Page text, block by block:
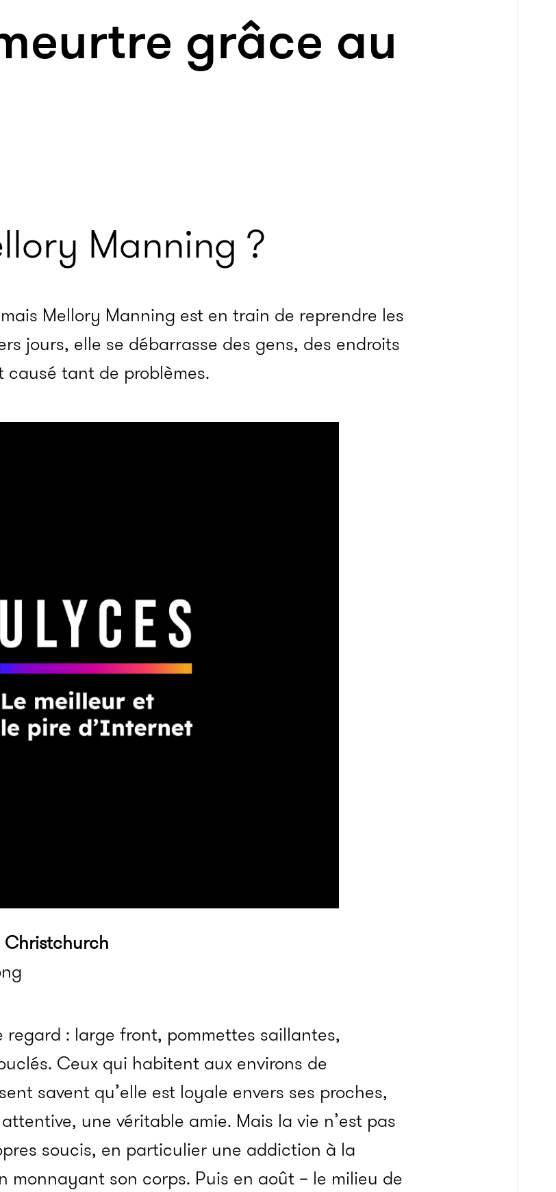
grâce au
Manning ?
Mellory Manning est en train de reprendre les
jours, elle se débarrasse des gens, des endroits
tant de problèmes.
: large front, pommettes saillantes,
Ceux qui habitent aux environs de
savent qu’elle est loyale envers ses proches,
une véritable amie. Mais la vie n’est pas
soucis, en particulier une addiction à la
monnayant son corps. Puis en août – le milieu de